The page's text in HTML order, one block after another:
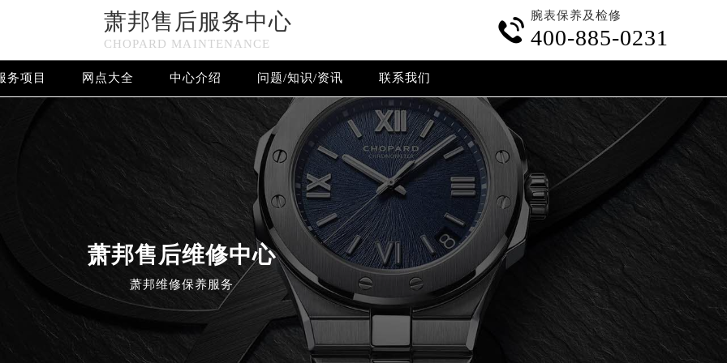
萧邦售后服务中心
CHOPARD MAINTENANCE

腕表保养及检修
400-885-0231
务项目 网点大全 中心介绍 问题/知识/资讯
联系我们
欢迎使用萧邦维修售后服务中心！
萧邦售后维修中心
萧邦维修保养服务